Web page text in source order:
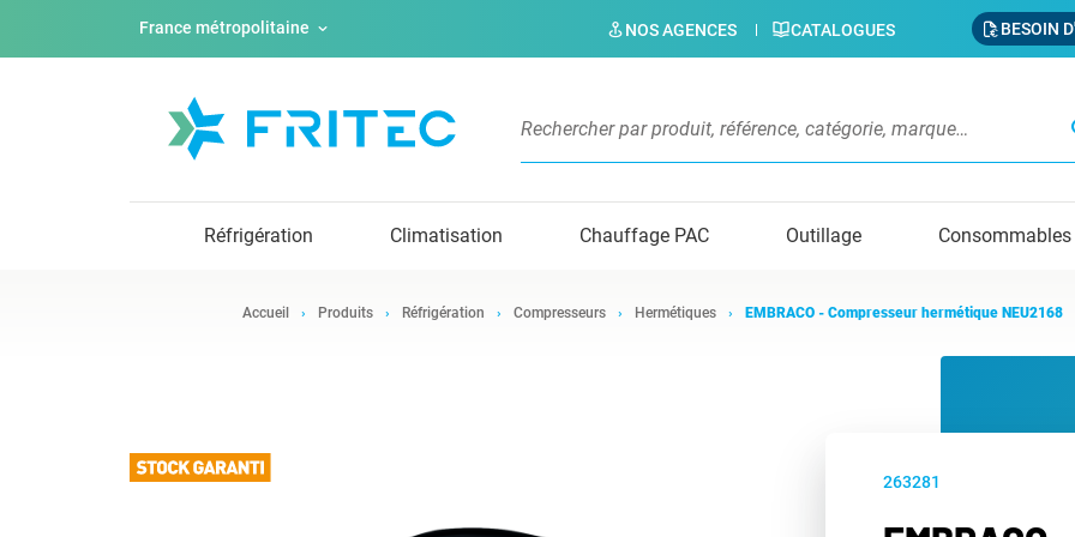
France métropolitaine NOS AGENCES CATALOGUES BESOIN
Réfrigération Climatisation Chauffage PAC Outillage Consommables
Accueil Produits Réfrigération Compresseurs Hermétiques EMBRACO - Compresseur hermétique NEU2168
263281